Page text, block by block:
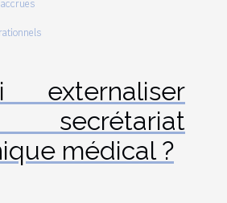
externaliser
médical ?